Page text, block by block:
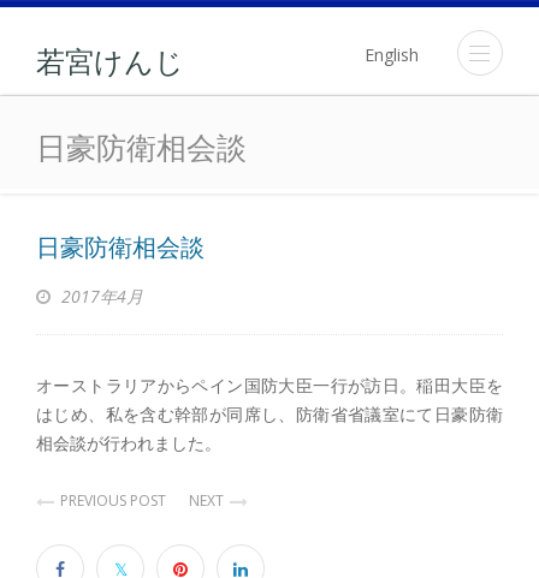
若宮けんじ English
日豪防衛相会談
日豪防衛相会談
日豪防衛相会談
2017年4月
オーストラリアからペイン国防大臣一行が訪日。稲田大臣を
はじめ、私を含む幹部が同席し、防衛省省議室にて日豪防衛
相会談が行われました。
PREVIOUS POST NEXT